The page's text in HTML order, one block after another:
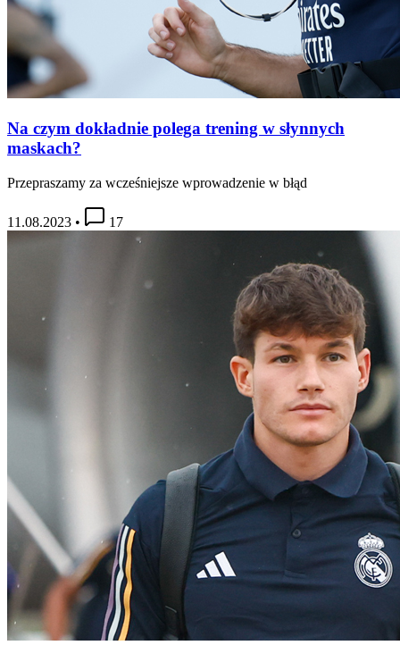
Na czym dokładnie polega trening w słynnych
maskach?
Przepraszamy za wcześniejsze wprowadzenie w błąd
11.08.2023 • 17